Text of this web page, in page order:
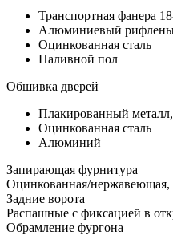
Транспортная фанера
Алюминиевый
Оцинкованная сталь
Наливной пол
Обшивка дверей
Плакированный
Оцинкованная сталь
Алюминий
Запирающая фурнитура
Оцинкованная/
Задние ворота
Распашные с фиксацией в
Обрамление фургона